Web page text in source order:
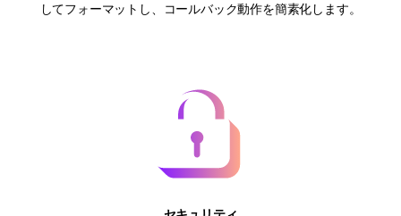
してフォーマットし、コールバック動作を簡素化します。